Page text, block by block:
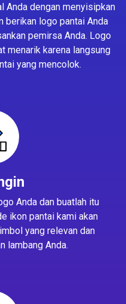
Anda dengan menyisipkan
berikan logo pantai Anda
pemirsa Anda. Logo
menarik karena langsung
yang mencolok.
Anda dan buatlah itu
ikon pantai kami akan
yang relevan dan
lambang Anda.